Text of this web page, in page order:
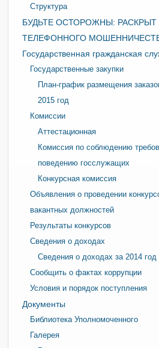
Структура
БУДЬТЕ ОСТОРОЖНЫ:
ТЕЛЕФОННОГО
Государственная гражданская
Государственные закупки
План-график размещения
2015 год
Комиссии
Аттестационная
Комиссия по соблюдению
поведению госслужащих
Конкурсная комиссия
Объявления о проведении
вакантных должностей
Результаты конкурсов
Сведения о доходах
Сведения о доходах за 2014 год
Сообщить о фактах коррупции
Условия и порядок поступления
Документы
Библиотека Уполномоченного
Галерея